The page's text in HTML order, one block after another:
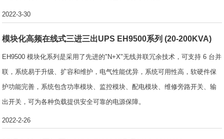
2022-3-30
模块化高频在线式三进三出UPS EH9500系列 (20-200KVA)
EH9500 模块化系列是采用了先进的"N+X"无线并联冗余技术，可支持 6 台并
联，系统易于升级、扩容和维护，电气性能优异，系统可用性高，软硬件保
护功能完善，系统包含功率模块、监控模块、配电模块、维修旁路开关、输
出开关，可为各种负载提供安全可靠的电源保障。
2022-2-26